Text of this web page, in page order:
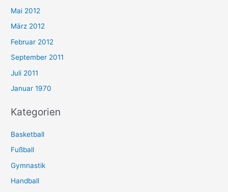
Mai 2012
März 2012
Februar 2012
September 2011
Juli 2011
Januar 1970
Kategorien
Basketball
Fußball
Gymnastik
Handball